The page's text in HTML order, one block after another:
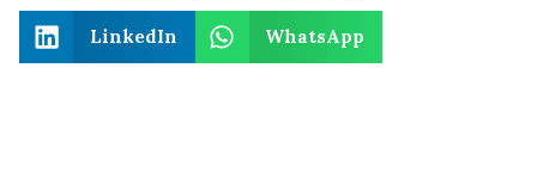
LinkedIn WhatsApp